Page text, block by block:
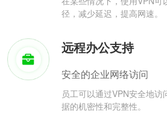
径，减少延迟，提高网速。
远程办公支持
安全的企业网络访问
员工可以通过VPN安全地
据的机密性和完整性。